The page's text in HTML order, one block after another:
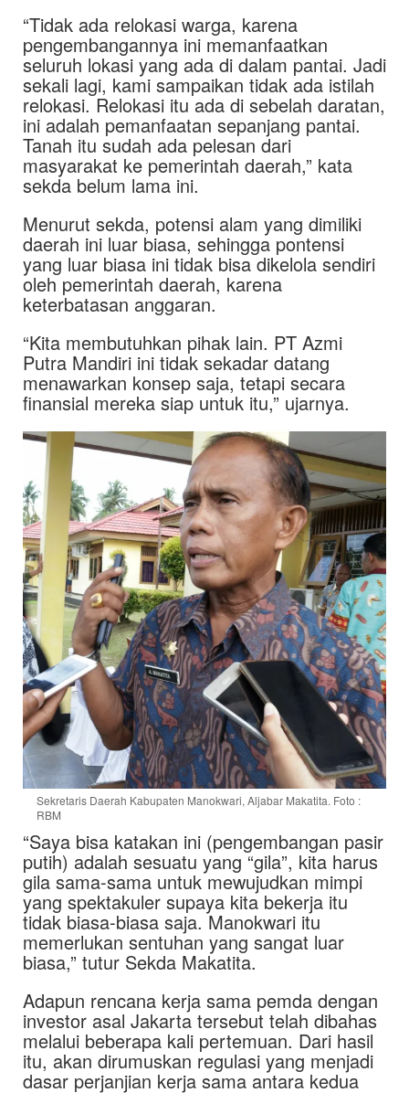
“Tidak ada relokasi warga, karena
pengembangannya ini memanfaatkan
seluruh lokasi yang ada di dalam pantai. Jadi
sekali lagi, kami sampaikan tidak ada istilah
relokasi. Relokasi itu ada di sebelah daratan,
ini adalah pemanfaatan sepanjang pantai.
Tanah itu sudah ada pelesan dari
masyarakat ke pemerintah daerah,” kata
sekda belum lama ini.
Menurut sekda, potensi alam yang dimiliki
daerah ini luar biasa, sehingga pontensi
yang luar biasa ini tidak bisa dikelola sendiri
oleh pemerintah daerah, karena
keterbatasan anggaran.
“Kita membutuhkan pihak lain. PT Azmi
Putra Mandiri ini tidak sekadar datang
menawarkan konsep saja, tetapi secara
finansial mereka siap untuk itu,” ujarnya.
Sekretaris Daerah Kabupaten Manokwari, Aljabar Makatita. Foto :
RBM
“Saya bisa katakan ini (pengembangan pasir
putih) adalah sesuatu yang “gila”, kita harus
gila sama-sama untuk mewujudkan mimpi
yang spektakuler supaya kita bekerja itu
tidak biasa-biasa saja. Manokwari itu
memerlukan sentuhan yang sangat luar
biasa,” tutur Sekda Makatita.
Adapun rencana kerja sama pemda dengan
investor asal Jakarta tersebut telah dibahas
melalui beberapa kali pertemuan. Dari hasil
itu, akan dirumuskan regulasi yang menjadi
dasar perjanjian kerja sama antara kedua